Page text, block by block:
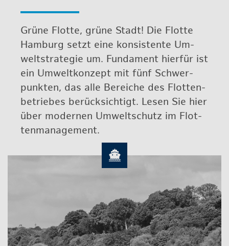
Grüne Flot­te, grüne Stadt! Die Flot­te
Ham­burg setzt eine kon­sis­ten­te Um­
welt­stra­te­gie um. Fun­da­ment hier­für ist
ein Um­welt­kon­zept mit fünf Schwer­
punk­ten, das alle Be­rei­che des Flot­ten­
be­trie­bes be­rück­sich­tigt. Lesen Sie hier
über mo­der­nen Um­welt­schutz im Flot­
ten­ma­nage­ment.